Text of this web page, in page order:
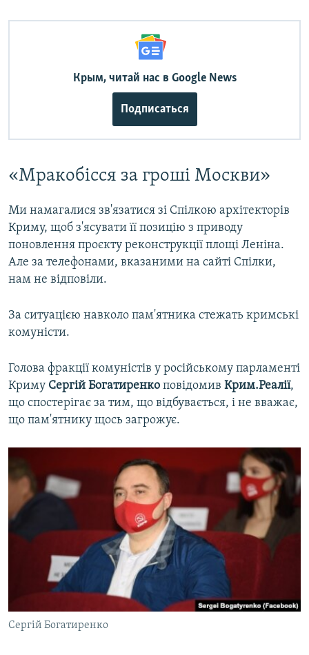
Крым, читай нас в Google News
Подписаться
«Мракобісся за гроші Москви»
Ми намагалися зв'язатися зі Спілкою архітекторів
Криму, щоб з'ясувати її позицію з приводу
поновлення проєкту реконструкції площі Леніна.
Але за телефонами, вказаними на сайті Спілки,
нам не відповіли.
За ситуацією навколо пам'ятника стежать кримські
комуністи.
Голова фракції комуністів у російському парламенті
Криму Сергій Богатиренко повідомив Крим.Реалії,
що спостерігає за тим, що відбувається, і не вважає,
що пам'ятнику щось загрожує.
Сергій Богатиренко